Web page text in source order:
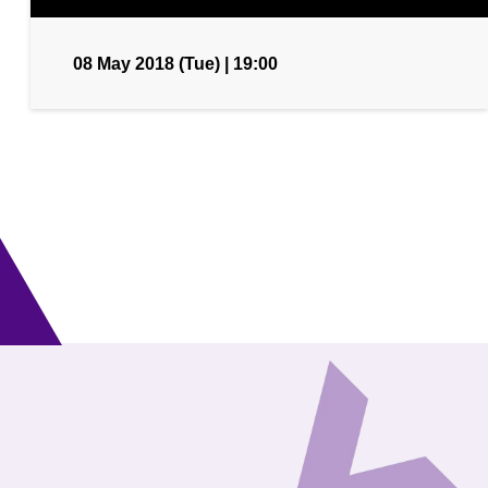
08 May 2018 (Tue) | 19:00